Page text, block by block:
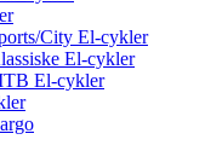
City El-cykler
El-cykler
El-cykler